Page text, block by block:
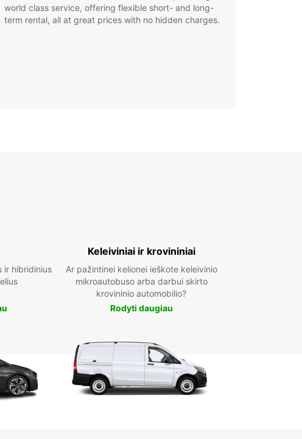
world class service, offering flexible short- and long-
term rental, all at great prices with no hidden charges.
ir hibridinius
Keleiviniai ir krovininiai
Ar pažintinei kelionei ieškote keleivinio
mikroautobuso arba darbui skirto
krovininio automobilio?
Rodyti daugiau